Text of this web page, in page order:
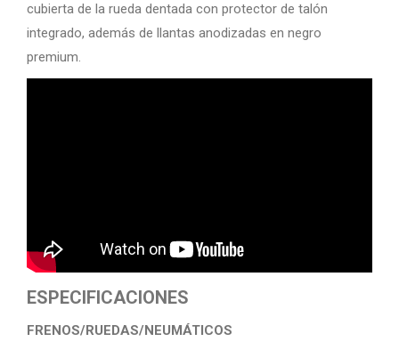
cubierta de la rueda dentada con protector de talón
integrado, además de llantas anodizadas en negro
premium.
ESPECIFICACIONES
FRENOS/RUEDAS/NEUMÁTICOS